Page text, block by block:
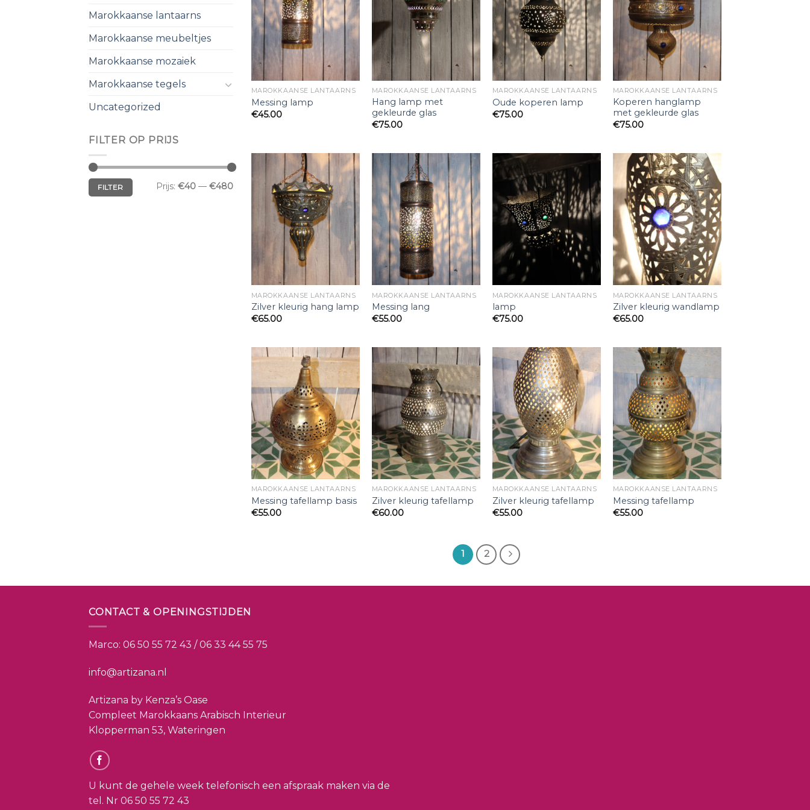
Marokkaanse lantaarns
Marokkaanse meubeltjes
Marokkaanse mozaiek
Marokkaanse tegels
Uncategorized
FILTER OP PRIJS
Min.
prijs
Max.
prijsFILTER Prijs: €40 — €480
MAROKKAANSE LANTAARNS
Messing lamp
€45.00
MAROKKAANSE LANTAARNS
Hang lamp met
gekleurde glas
€75.00
MAROKKAANSE LANTAARNS
Oude koperen lamp
€75.00
MAROKKAANSE LANTAARNS
Koperen hanglamp
met gekleurde glas
€75.00
MAROKKAANSE LANTAARNS
Zilver kleurig hang lamp
€65.00
MAROKKAANSE LANTAARNS
Messing lang
€55.00
MAROKKAANSE LANTAARNS
lamp
€75.00
MAROKKAANSE LANTAARNS
Zilver kleurig wandlamp
€65.00
MAROKKAANSE LANTAARNS
Messing tafellamp basis
€55.00
MAROKKAANSE LANTAARNS
Zilver kleurig tafellamp
€60.00
MAROKKAANSE LANTAARNS
Zilver kleurig tafellamp
€55.00
MAROKKAANSE LANTAARNS
Messing tafellamp
€55.00
1 2
CONTACT & OPENINGSTIJDEN
Marco: 06 50 55 72 43 / 06 33 44 55 75
info@artizana.nl
Artizana by Kenza’s Oase
Compleet Marokkaans Arabisch Interieur
Klopperman 53, Wateringen
U kunt de gehele week telefonisch een afspraak maken via de
tel. Nr 06 50 55 72 43